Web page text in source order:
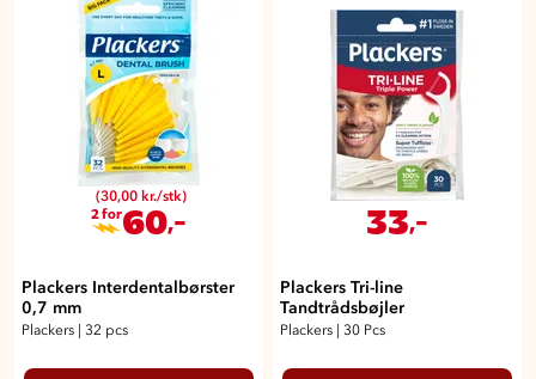
(30,00 kr./stk)
2 for60 ,-
Plackers Interdentalbørster
0,7 mm
Plackers | 32 pcs
33 ,-
Plackers Tri-line
Tandtrådsbøjler
Plackers | 30 Pcs